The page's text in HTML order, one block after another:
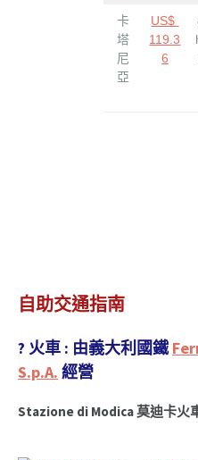
卡
塔
尼
亞
US$
119.3
6
自助交通指南
? 火車 : 由義大利國鐵
S.p.A. 經營
Stazione di Modica 莫迪卡火